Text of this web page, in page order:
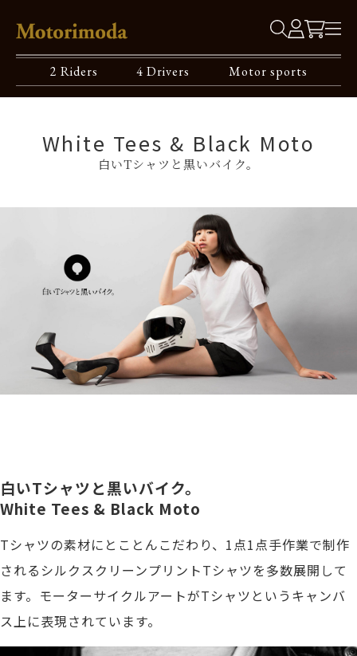
2 Riders 4 Drivers Motor sports
White Tees & Black Moto
白いTシャツと黒いバイク。
白いTシャツと黒いバイク。
White Tees & Black Moto
Tシャツの素材にとことんこだわり、1点1点手作業で制作
されるシルクスクリーンプリントTシャツを多数展開して
ます。モーターサイクルアートがTシャツというキャンバ
ス上に表現されています。